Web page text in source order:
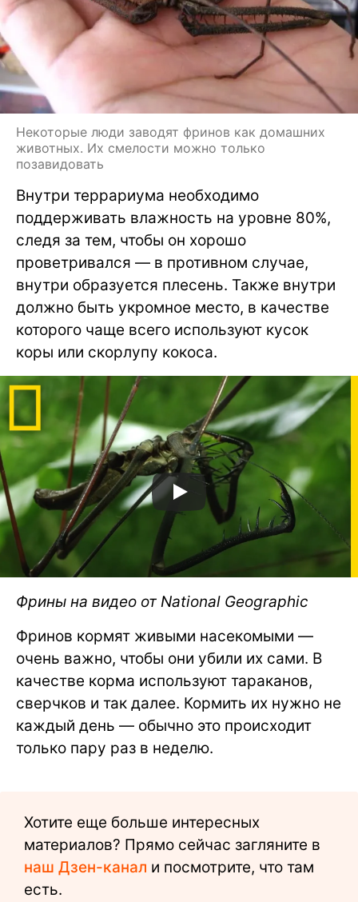
Некоторые люди заводят фринов как домашних
животных. Их смелости можно только
позавидовать
Внутри террариума необходимо
поддерживать влажность на уровне 80%,
следя за тем, чтобы он хорошо
проветривался — в противном случае,
внутри образуется плесень. Также внутри
должно быть укромное место, в качестве
которого чаще всего используют кусок
коры или скорлупу кокоса.
Фрины на видео от National Geographic
Фринов кормят живыми насекомыми —
очень важно, чтобы они убили их сами. В
качестве корма используют тараканов,
сверчков и так далее. Кормить их нужно не
каждый день — обычно это происходит
только пару раз в неделю.
Хотите еще больше интересных
материалов? Прямо сейчас загляните в
наш Дзен-канал и посмотрите, что там
есть.